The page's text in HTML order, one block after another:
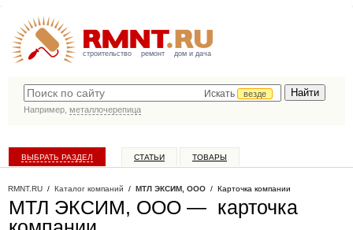
строительство ремонт дом и дача
Искать
везде
Например, металлочерепица
ВЫБРАТЬ РАЗДЕЛ СТАТЬИ ТОВАРЫ
RMNT.RU / Каталог компаний / МТЛ ЭКСИМ, ООО / Карточка компании
МТЛ ЭКСИМ, ООО — карточка